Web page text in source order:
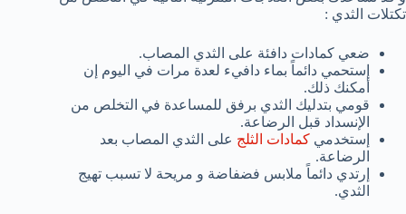
تكتلات الثدي :
ضعي كمادات دافئة على الثدي المصاب.
إستحمي دائماً بماء دافيء لعدة مرات في اليوم إن
أمكنك ذلك.
قومي بتدليك الثدي برفق للمساعدة في التخلص من
الإنسداد قبل الرضاعة.
إستخدمي كمادات الثلج على الثدي المصاب بعد
الرضاعة.
إرتدي دائماً ملابس فضفاضة و مريحة لا تسبب تهيج
الثدي.